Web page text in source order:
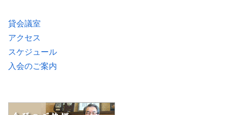
貸会議室
アクセス
スケジュール
入会のご案内